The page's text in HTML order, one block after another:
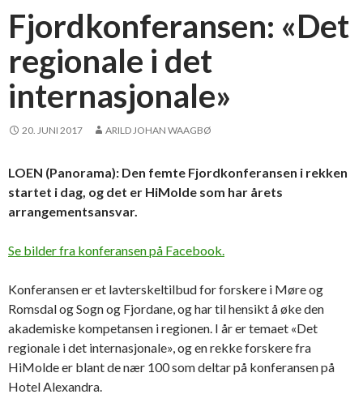
Fjordkonferansen: «Det
regionale i det
internasjonale»
20. JUNI 2017 ARILD JOHAN WAAGBØ
LOEN (Panorama): Den femte Fjordkonferansen i rekken
startet i dag, og det er HiMolde som har årets
arrangementsansvar.
Se bilder fra konferansen på Facebook.
Konferansen er et lavterskeltilbud for forskere i Møre og
Romsdal og Sogn og Fjordane, og har til hensikt å øke den
akademiske kompetansen i regionen. I år er temaet «Det
regionale i det internasjonale», og en rekke forskere fra
HiMolde er blant de nær 100 som deltar på konferansen på
Hotel Alexandra.